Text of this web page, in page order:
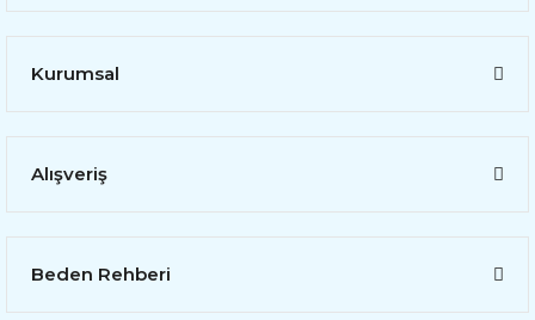
Kurumsal
Alışveriş
Beden Rehberi